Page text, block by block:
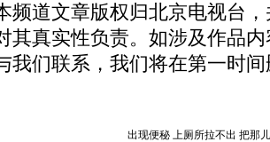
频道文章版权归北京电视台
其真实性负责。如涉及作品
我们联系，我们将在第一时
出现便秘 上厕所拉不出 把那